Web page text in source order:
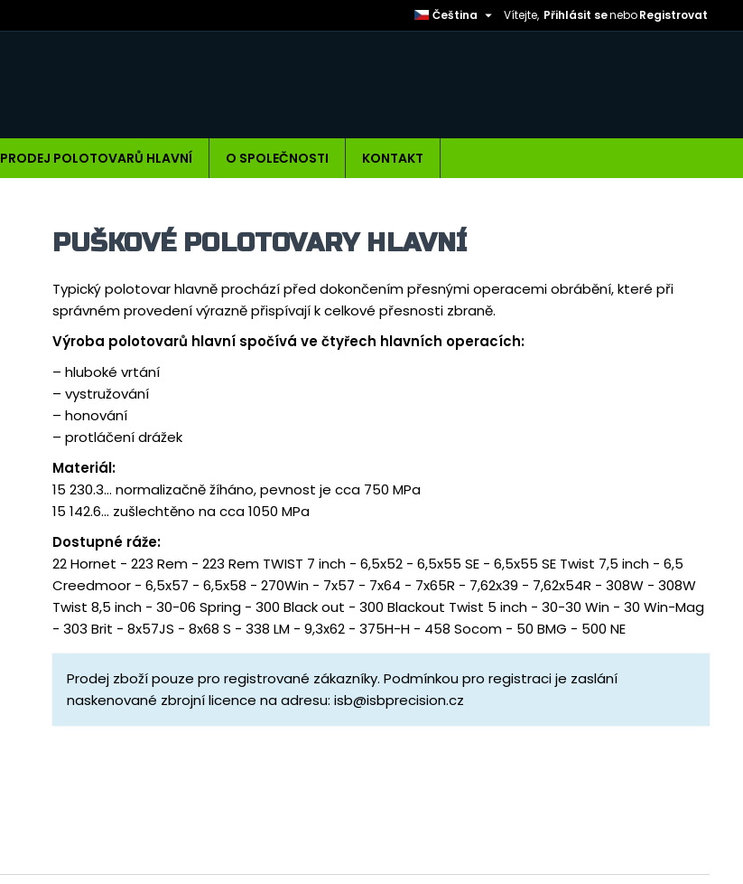
Vítejte, Přihlásit seneboRegistrovat
Čeština 
PRODEJ POLOTOVARŮ HLAVNÍ O SPOLEČNOSTI KONTAKT
PUŠKOVÉ POLOTOVARY HLAVNÍ
Typický polotovar hlavně prochází před dokončením přesnými operacemi obrábění, které při
správném provedení výrazně přispívají k celkové přesnosti zbraně.
Výroba polotovarů hlavní spočívá ve čtyřech hlavních operacích:
– hluboké vrtání
– vystružování
– honování
– protláčení drážek
Materiál:
15 230.3… normalizačně žíháno, pevnost je cca 750 MPa
15 142.6… zušlechtěno na cca 1050 MPa
Dostupné ráže:
22 Hornet - 223 Rem - 223 Rem TWIST 7 inch - 6,5x52 - 6,5x55 SE - 6,5x55 SE Twist 7,5 inch - 6,5
Creedmoor - 6,5x57 - 6,5x58 - 270Win - 7x57 - 7x64 - 7x65R - 7,62x39 - 7,62x54R - 308W - 308W
Twist 8,5 inch - 30-06 Spring - 300 Black out - 300 Blackout Twist 5 inch - 30-30 Win - 30 Win-Mag
- 303 Brit - 8x57JS - 8x68 S - 338 LM - 9,3x62 - 375H-H - 458 Socom - 50 BMG - 500 NE
Prodej zboží pouze pro registrované zákazníky. Podmínkou pro registraci je zaslání
naskenované zbrojní licence na adresu: isb@isbprecision.cz